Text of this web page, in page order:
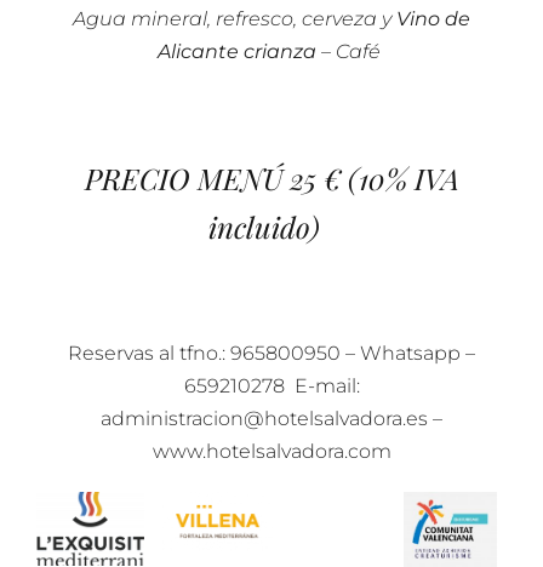
Agua mineral, refresco, cerveza y Vino de
Alicante crianza – Café
PRECIO MENÚ 25 € (10% IVA
incluido)
Reservas al tfno.: 965800950 – Whatsapp –
659210278 E-mail:
administracion@hotelsalvadora.es –
www.hotelsalvadora.com